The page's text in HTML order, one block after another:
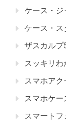
ケース・ジ
ケース・ス
ザスカルプ
スッキリわ
スマホアク
スマホケー
スマートフ